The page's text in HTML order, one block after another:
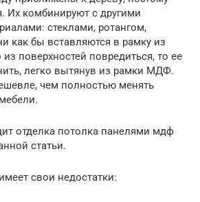
Их комбинируют с другими
стеклами, ротангом,
как бы вставляются в рамку из
из поверхностей повредиться, то ее
легко вытянув из рамки МДФ.
чем полностью менять
отделка потолка панелями мдф
статьи.
свои недостатки: